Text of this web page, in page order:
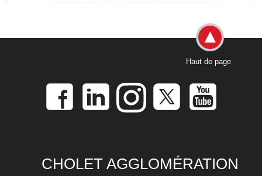
Haut de page
CHOLET AGGLOMÉRATION